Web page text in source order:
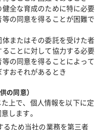
全な育成のために特に必要
の同意を得ることが困難で
またはその委託を受けた者
ことに対して協力する必要
の同意を得ることによって
おそれがあるとき
の同意）
上で、個人情報を以下に定
します。
るため当社の業務を第三者